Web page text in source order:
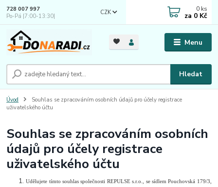
Menu
CZK
Hledat
728 007 997
Po-Pá |7:00-13:30|
0 ks
za 0 Kč
Úvod
Souhlas se zpracováním osobních údajů pro účely registrace
uživatelského účtu
Souhlas se zpracováním osobních
údajů pro účely registrace
uživatelského účtu
Udělujete tímto souhlas společnosti REPULSE s.r.o., se sídlem Pouchovská 179/3,